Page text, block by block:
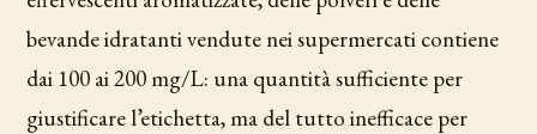
bevande idratanti vendute nei supermercati contiene
dai 100 ai 200 mg/L: una quantità sufficiente per
giustificare l’etichetta, ma del tutto inefficace per